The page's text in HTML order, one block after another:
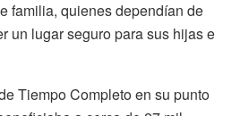
familia, quienes dependían de
un lugar seguro para sus hijas e
Tiempo Completo en su punto